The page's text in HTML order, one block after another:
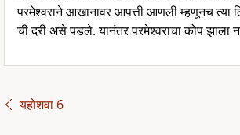
परमेश्वराने आखानावर आपत्ती आणली म्हणूनच त्या
ची दरी असे पडले. यानंतर परमेश्वराचा कोप झाला
यहोशवा 6